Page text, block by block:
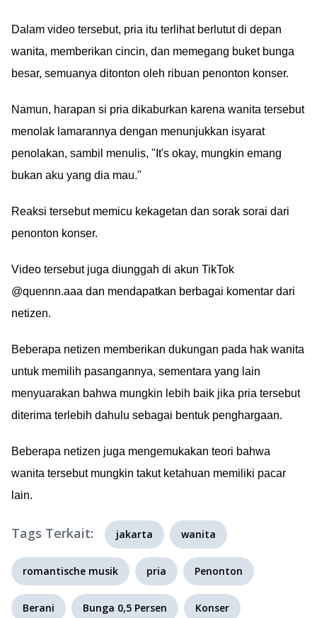
Dalam video tersebut, pria itu terlihat berlutut di depan
wanita, memberikan cincin, dan memegang buket bunga
besar, semuanya ditonton oleh ribuan penonton konser.
Namun, harapan si pria dikaburkan karena wanita tersebut
menolak lamarannya dengan menunjukkan isyarat
penolakan, sambil menulis, "It's okay, mungkin emang
bukan aku yang dia mau."
Reaksi tersebut memicu kekagetan dan sorak sorai dari
penonton konser.
Video tersebut juga diunggah di akun TikTok
@quennn.aaa dan mendapatkan berbagai komentar dari
netizen.
Beberapa netizen memberikan dukungan pada hak wanita
untuk memilih pasangannya, sementara yang lain
menyuarakan bahwa mungkin lebih baik jika pria tersebut
diterima terlebih dahulu sebagai bentuk penghargaan.
Beberapa netizen juga mengemukakan teori bahwa
wanita tersebut mungkin takut ketahuan memiliki pacar
lain.
Tags Terkait: jakarta wanita
romantische musik pria Penonton
Berani Bunga 0,5 Persen Konser